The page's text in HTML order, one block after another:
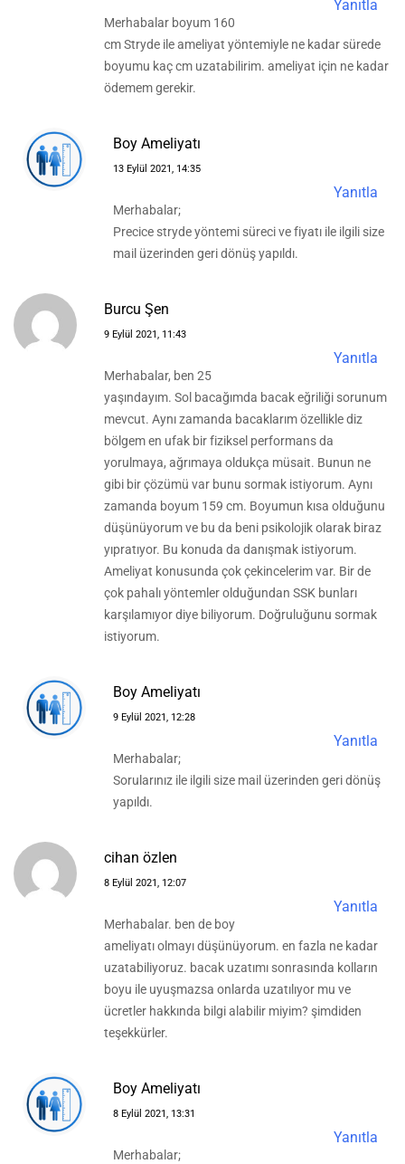
Yanıtla
Merhabalar boyum 160
cm Stryde ile ameliyat yöntemiyle ne kadar sürede
boyumu kaç cm uzatabilirim. ameliyat için ne kadar
ödemem gerekir.
Boy Ameliyatı
13 Eylül 2021, 14:35
Yanıtla
Merhabalar;
Precice stryde yöntemi süreci ve fiyatı ile ilgili size
mail üzerinden geri dönüş yapıldı.
Burcu Şen
9 Eylül 2021, 11:43
Yanıtla
Merhabalar, ben 25
yaşındayım. Sol bacağımda bacak eğriliği sorunum
mevcut. Aynı zamanda bacaklarım özellikle diz
bölgem en ufak bir fiziksel performans da
yorulmaya, ağrımaya oldukça müsait. Bunun ne
gibi bir çözümü var bunu sormak istiyorum. Aynı
zamanda boyum 159 cm. Boyumun kısa olduğunu
düşünüyorum ve bu da beni psikolojik olarak biraz
yıpratıyor. Bu konuda da danışmak istiyorum.
Ameliyat konusunda çok çekincelerim var. Bir de
çok pahalı yöntemler olduğundan SSK bunları
karşılamıyor diye biliyorum. Doğruluğunu sormak
istiyorum.
Boy Ameliyatı
9 Eylül 2021, 12:28
Yanıtla
Merhabalar;
Sorularınız ile ilgili size mail üzerinden geri dönüş
yapıldı.
cihan özlen
8 Eylül 2021, 12:07
Yanıtla
Merhabalar. ben de boy
ameliyatı olmayı düşünüyorum. en fazla ne kadar
uzatabiliyoruz. bacak uzatımı sonrasında kolların
boyu ile uyuşmazsa onlarda uzatılıyor mu ve
ücretler hakkında bilgi alabilir miyim? şimdiden
teşekkürler.
Boy Ameliyatı
8 Eylül 2021, 13:31
Yanıtla
Merhabalar;